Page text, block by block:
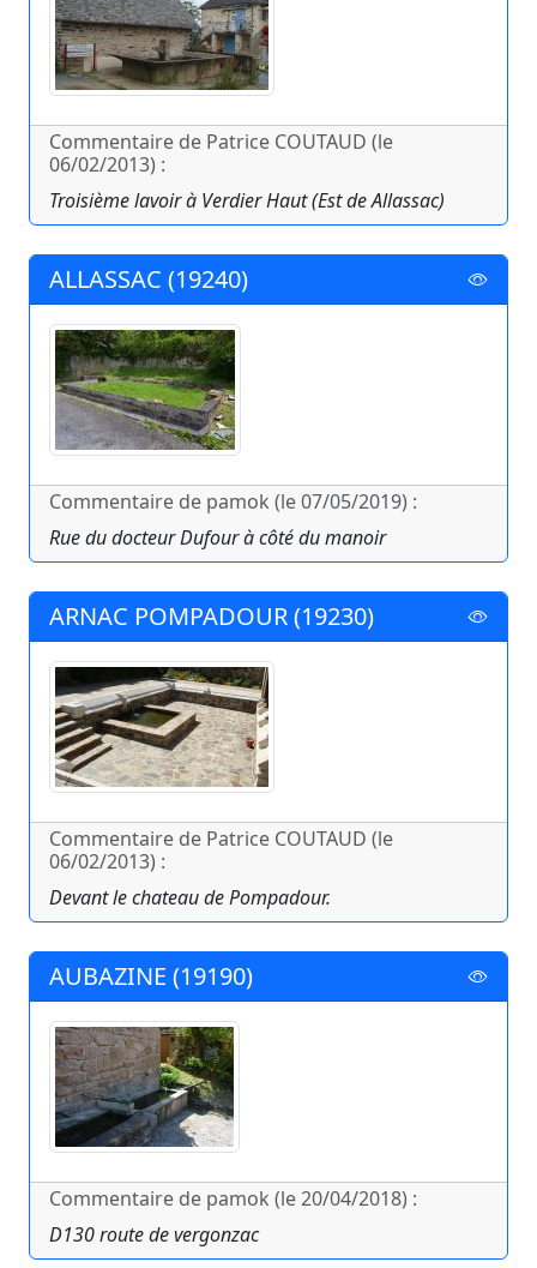
Commentaire de Patrice COUTAUD (le
06/02/2013) :
Troisième lavoir à Verdier Haut (Est de Allassac)
ALLASSAC (19240)
Commentaire de pamok (le 07/05/2019) :
Rue du docteur Dufour à côté du manoir
ARNAC POMPADOUR (19230)
Commentaire de Patrice COUTAUD (le
06/02/2013) :
Devant le chateau de Pompadour.
AUBAZINE (19190)
Commentaire de pamok (le 20/04/2018) :
D130 route de vergonzac